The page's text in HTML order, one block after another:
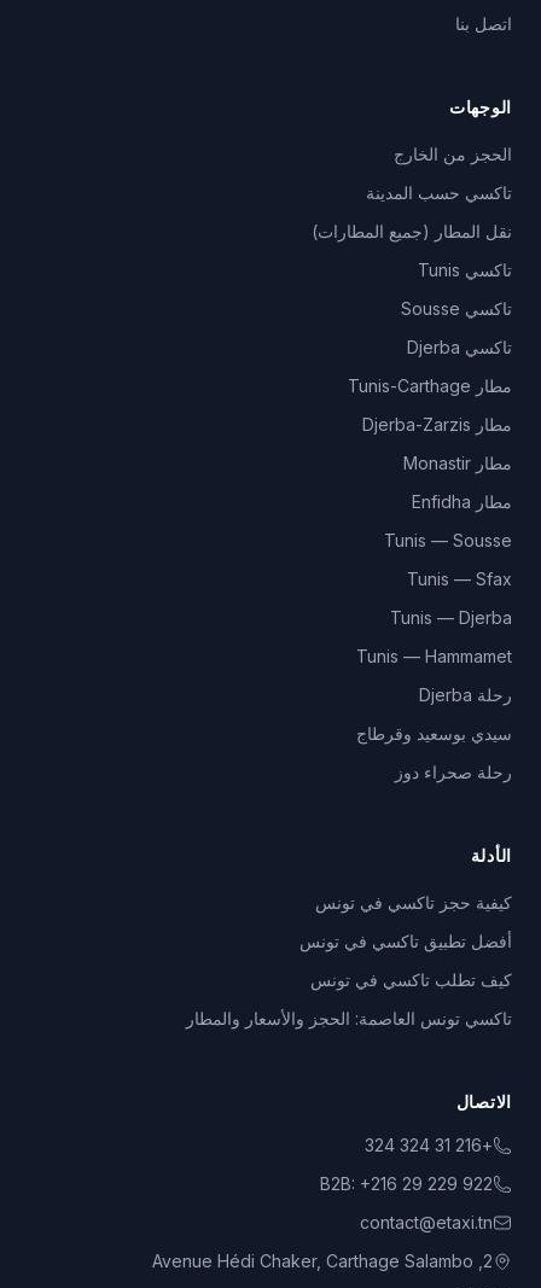
اتصل بنا
الوجهات
الحجز من الخارج
تاكسي حسب المدينة
نقل المطار (جميع المطارات)
تاكسي Tunis
تاكسي Sousse
تاكسي Djerba
مطار Tunis-Carthage
مطار Djerba-Zarzis
مطار Monastir
مطار Enfidha
Tunis — Sousse
Tunis — Sfax
Tunis — Djerba
Tunis — Hammamet
رحلة Djerba
سيدي بوسعيد وقرطاج
رحلة صحراء دوز
الأدلة
كيفية حجز تاكسي في تونس
أفضل تطبيق تاكسي في تونس
كيف تطلب تاكسي في تونس
تاكسي تونس العاصمة: الحجز والأسعار والمطار
الاتصال
+216 31 324 324
B2B: +216 29 229 922
contact@etaxi.tn
2, Avenue Hédi Chaker, Carthage Salambo